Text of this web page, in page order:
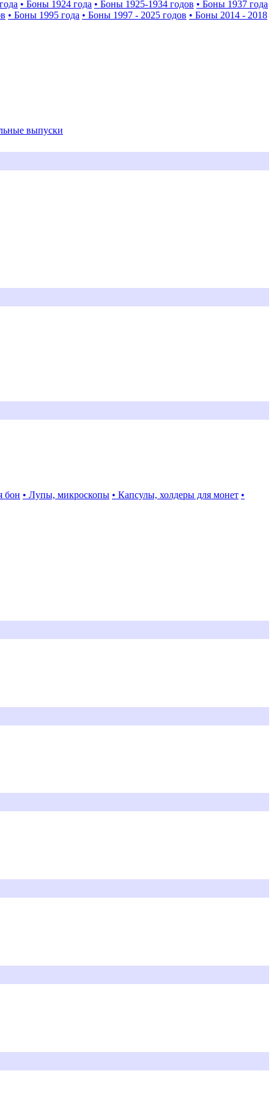
• Боны 1924 года • Боны 1925-1934 годов • Боны 1937 года
• Боны 1995 года • Боны 1997 - 2025 годов • Боны 2014 - 2018
выпуски
бон • Лупы, микроскопы • Капсулы, холдеры для монет •